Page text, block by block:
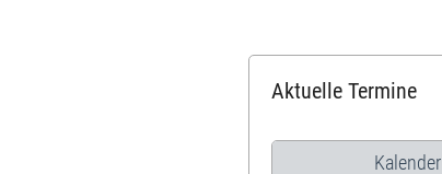
Aktuelle Termine
Kalender